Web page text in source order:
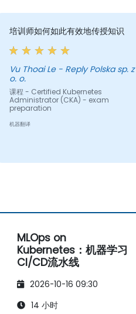
培训师如何如此有效地传授知识
Vu Thoai Le - Reply Polska sp. z
o. o.
课程 - Certified Kubernetes
Administrator (CKA) - exam
preparation
机器翻译
MLOps on
Kubernetes：机器学习
CI/CD流水线
2026-10-16 09:30
14 小时